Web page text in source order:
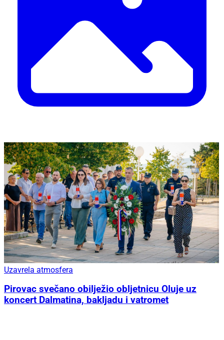
Uzavrela atmosfera
Pirovac svečano obilježio obljetnicu Oluje uz
koncert Dalmatina, bakljadu i vatromet